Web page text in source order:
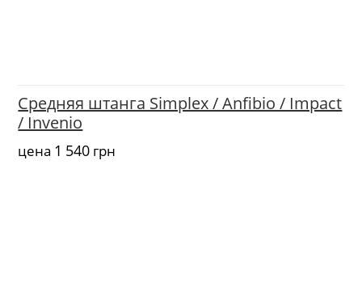
Средняя штанга Simplex / Anfibio / Impact
/ Invenio
цена 1 540грн